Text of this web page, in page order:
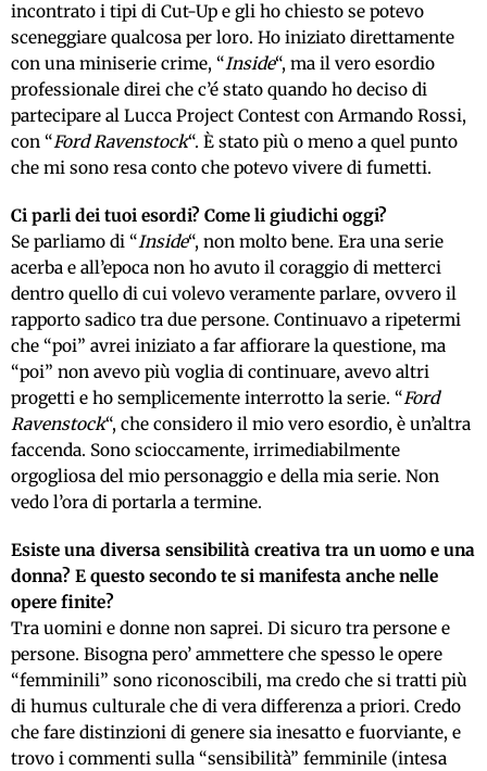
incontrato i tipi di Cut-Up e gli ho chiesto se potevo
sceneggiare qualcosa per loro. Ho iniziato direttamente
con una miniserie crime, “Inside“, ma il vero esordio
professionale direi che c’é stato quando ho deciso di
partecipare al Lucca Project Contest con Armando Rossi,
con “Ford Ravenstock“. È stato più o meno a quel punto
che mi sono resa conto che potevo vivere di fumetti.
Ci parli dei tuoi esordi? Come li giudichi oggi?
Se parliamo di “Inside“, non molto bene. Era una serie
acerba e all’epoca non ho avuto il coraggio di metterci
dentro quello di cui volevo veramente parlare, ovvero il
rapporto sadico tra due persone. Continuavo a ripetermi
che “poi” avrei iniziato a far affiorare la questione, ma
“poi” non avevo più voglia di continuare, avevo altri
progetti e ho semplicemente interrotto la serie. “Ford
Ravenstock“, che considero il mio vero esordio, è un’altra
faccenda. Sono scioccamente, irrimediabilmente
orgogliosa del mio personaggio e della mia serie. Non
vedo l’ora di portarla a termine.
Esiste una diversa sensibilità creativa tra un uomo e una
donna? E questo secondo te si manifesta anche nelle
opere finite?
Tra uomini e donne non saprei. Di sicuro tra persone e
persone. Bisogna pero’ ammettere che spesso le opere
“femminili” sono riconoscibili, ma credo che si tratti più
di humus culturale che di vera differenza a priori. Credo
che fare distinzioni di genere sia inesatto e fuorviante, e
trovo i commenti sulla “sensibilità” femminile (intesa